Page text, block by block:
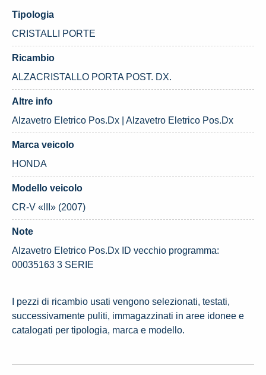
Tipologia
CRISTALLI PORTE
Ricambio
ALZACRISTALLO PORTA POST. DX.
Altre info
Alzavetro Eletrico Pos.Dx | Alzavetro Eletrico Pos.Dx
Marca veicolo
HONDA
Modello veicolo
CR-V «III» (2007)
Note
Alzavetro Eletrico Pos.Dx ID vecchio programma:
00035163 3 SERIE
I pezzi di ricambio usati vengono selezionati, testati,
successivamente puliti, immagazzinati in aree idonee e
catalogati per tipologia, marca e modello.